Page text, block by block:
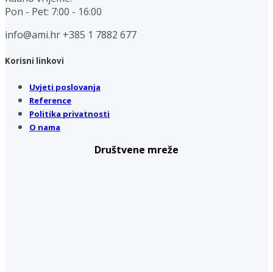
Pon - Pet: 7:00 - 16:00
info@ami.hr +385 1 7882 677
Korisni linkovi
Uvjeti poslovanja
Reference
Politika privatnosti
O nama
Društvene mreže